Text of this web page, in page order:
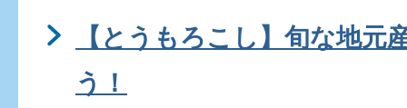
【とうもろこし】旬な地元
う！